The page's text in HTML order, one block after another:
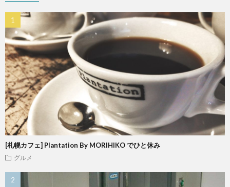
[札幌カフェ] Plantation By MORIHIKO でひと休み
グルメ